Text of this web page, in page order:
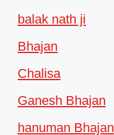
balak nath ji
Bhajan
Chalisa
Ganesh Bhajan
hanuman Bhajan